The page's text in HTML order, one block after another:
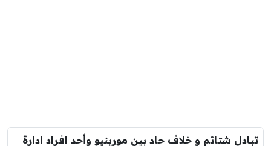
تبادل شتائم و خلاف حاد بين مورينيو وأحد افراد ادارة